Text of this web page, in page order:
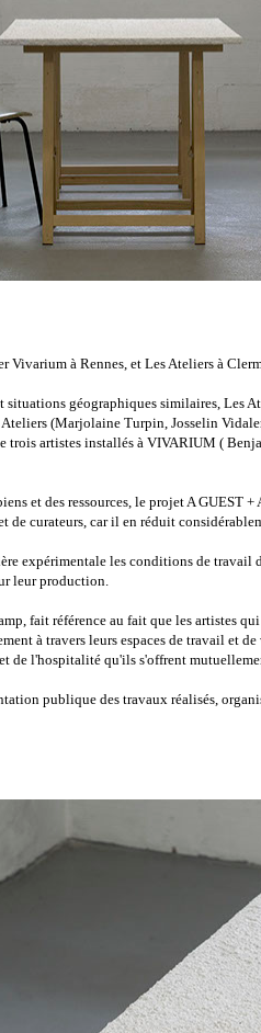
Vivarium à Rennes, et Les Ateliers à
géographiques similaires, Les
Ateliers (Marjolaine Turpin, Josselin
trois artistes installés à VIVARIUM (
et des ressources, le projet A GUEST +
de curateurs, car il en réduit
expérimentale les conditions de travail
leur production.
fait référence au fait que les artistes
à travers leurs espaces de travail et
de l'hospitalité qu'ils s'offrent
publique des travaux réalisés,